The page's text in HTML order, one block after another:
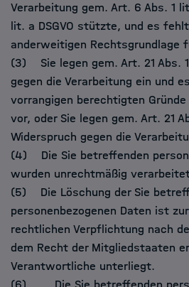
Verarbeitung gem. Art. 6 Abs. 1
lit. a DSGVO stützte, und es
anderweitigen Rechtsgrundlage
(3) Sie legen gem. Art. 21 Abs. 1
gegen die Verarbeitung ein und
vorrangigen berechtigten
vor, oder Sie legen gem. Art. 21
Widerspruch gegen die
(4) Die Sie betreffenden
wurden unrechtmäßig
(5) Die Löschung der Sie
personenbezogenen Daten ist
rechtlichen Verpflichtung nach
dem Recht der Mitgliedstaaten
Verantwortliche unterliegt.